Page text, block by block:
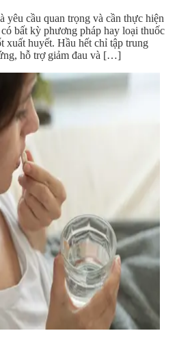
yêu cầu quan trọng và cần thực hiện
bất kỳ phương pháp hay loại thuốc
xuất huyết. Hầu hết chỉ tập trung
hỗ trợ giảm đau và […]